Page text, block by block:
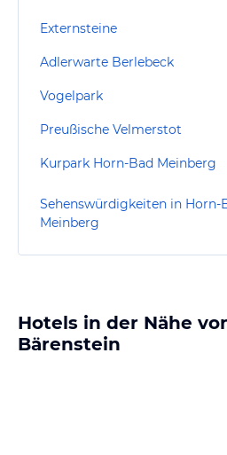
Externsteine
Adlerwarte Berlebeck
Vogelpark
Preußische Velmerstot
Kurpark Horn-Bad Meinberg
Sehenswürdigkeiten in Horn-
Meinberg
Hotels in der Nähe
Bärenstein